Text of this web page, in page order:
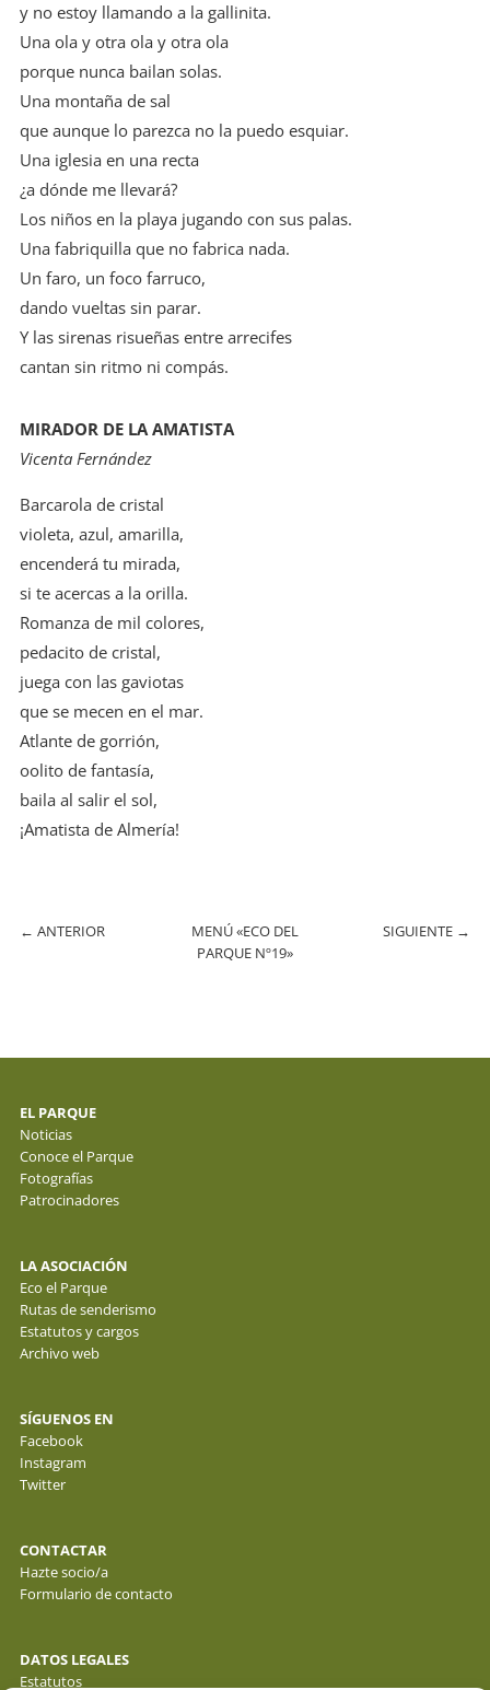
y no estoy llamando a la gallinita.
Una ola y otra ola y otra ola
porque nunca bailan solas.
Una montaña de sal
que aunque lo parezca no la puedo esquiar.
Una iglesia en una recta
¿a dónde me llevará?
Los niños en la playa jugando con sus palas.
Una fabriquilla que no fabrica nada.
Un faro, un foco farruco,
dando vueltas sin parar.
Y las sirenas risueñas entre arrecifes
cantan sin ritmo ni compás.
MIRADOR DE LA AMATISTA
Vicenta Fernández
Barcarola de cristal
violeta, azul, amarilla,
encenderá tu mirada,
si te acercas a la orilla.
Romanza de mil colores,
pedacito de cristal,
juega con las gaviotas
que se mecen en el mar.
Atlante de gorrión,
oolito de fantasía,
baila al salir el sol,
¡Amatista de Almería!
← ANTERIOR
MENÚ «ECO DEL
PARQUE Nº19»
SIGUIENTE →
EL PARQUE
Noticias
Conoce el Parque
Fotografías
Patrocinadores
LA ASOCIACIÓN
Eco el Parque
Rutas de senderismo
Estatutos y cargos
Archivo web
SÍGUENOS EN
Facebook
Instagram
Twitter
CONTACTAR
Hazte socio/a
Formulario de contacto
DATOS LEGALES
Estatutos